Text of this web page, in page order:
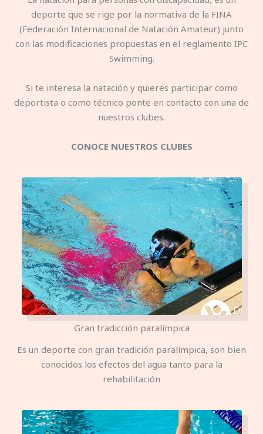
deporte que se rige por la normativa de la FINA
(Federación Internacional de Natación Amateur) junto
con las modificaciones propuestas en el reglamento IPC
Swimming.
Si te interesa la natación y quieres participar como
deportista o como técnico ponte en contacto con una de
nuestros clubes.
CONOCE NUESTROS CLUBES
Gran tradicción paralímpica
Es un deporte con gran tradición paralímpica, son bien
conocidos los efectos del agua tanto para la
rehabilitación